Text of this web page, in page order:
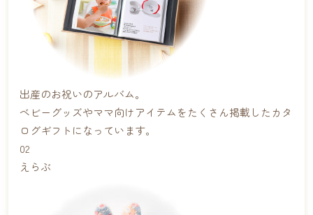
出産のお祝いのアルバム。
ベビーグッズやママ向けアイテムをたくさん掲載したカタ
ログギフトになっています。
02
えらぶ